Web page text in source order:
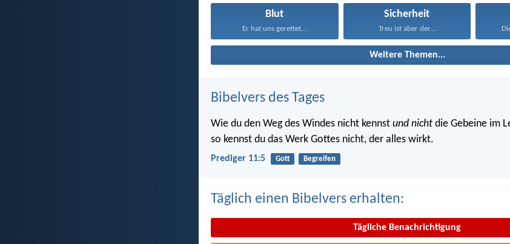
Blut
Er hat uns gerettet...
Sicherheit
Treu ist aber der...
Weitere Themen...
Bibelvers des Tages
Wie du den Weg des Windes nicht kennst und nicht die Gebeine im
so kennst du das Werk Gottes nicht, der alles wirkt.
Prediger 11:5 Gott Begreifen
Täglich einen Bibelvers erhalten:
Tägliche Benachrichtigung